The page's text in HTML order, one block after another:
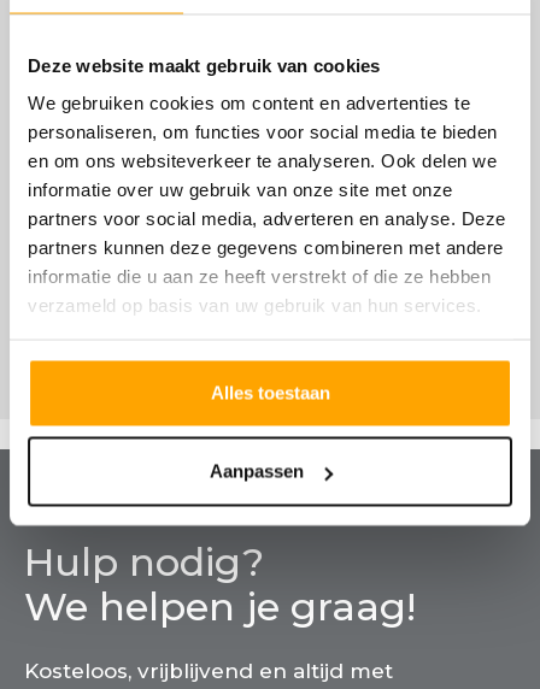
Deze website maakt gebruik van cookies
We gebruiken cookies om content en advertenties te
personaliseren, om functies voor social media te bieden
en om ons websiteverkeer te analyseren. Ook delen we
informatie over uw gebruik van onze site met onze
partners voor social media, adverteren en analyse. Deze
partners kunnen deze gegevens combineren met andere
informatie die u aan ze heeft verstrekt of die ze hebben
verzameld op basis van uw gebruik van hun services.
Alles toestaan
Aanpassen
Hulp nodig?
We helpen je graag!
Kosteloos, vrijblijvend en altijd met